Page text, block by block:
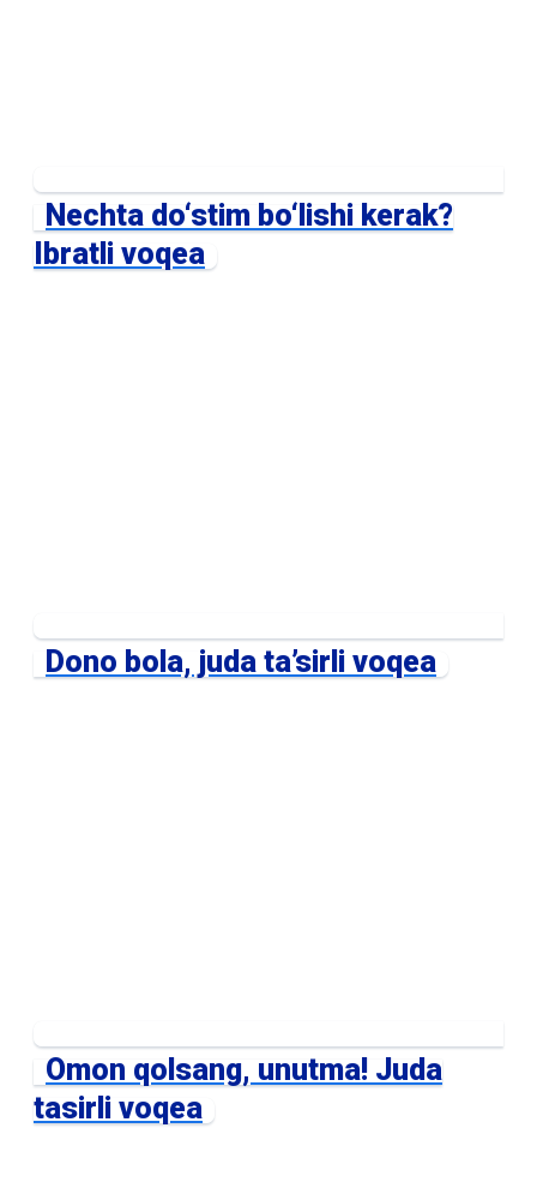
Nechta do‘stim bo‘lishi kerak?
Ibratli voqea
Dono bola, juda ta’sirli voqea
Omon qolsang, unutma! Juda
tasirli voqea